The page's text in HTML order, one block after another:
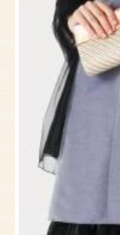
お問い合わせ
お客様の声
プライバシーポリシー
サイトマップ